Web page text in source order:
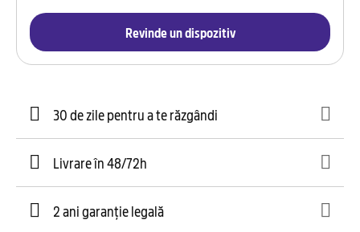
Revinde un dispozitiv
30 de zile pentru a te răzgândi
Livrare în 48/72h
2 ani garanție legală